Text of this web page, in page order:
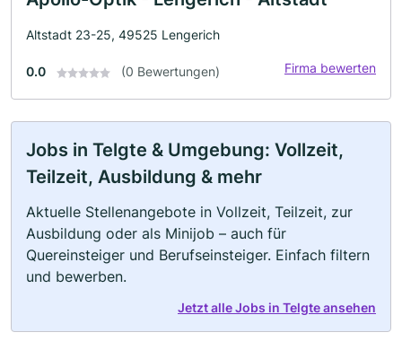
Altstadt 23-25, 49525 Lengerich
0.0 (0 Bewertungen) Firma bewerten
Jobs in Telgte & Umgebung: Vollzeit,
Teilzeit, Ausbildung & mehr
Aktuelle Stellenangebote in Vollzeit, Teilzeit, zur
Ausbildung oder als Minijob – auch für
Quereinsteiger und Berufseinsteiger. Einfach filtern
und bewerben.
Jetzt alle Jobs in Telgte ansehen